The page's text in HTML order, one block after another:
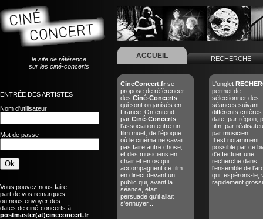
le site de référence
sur les ciné-concerts
ENTRÉE DES ARTISTES
Nom d'utilisateur
Mot de passe
Vous pouvez nous faire
part de vos remarques
ou nous envoyer des
dates de ciné-concerts à :
postmaster(at)cineconcert.fr
ACCUEIL RECHERCHE
CineConcert.fr se
propose de référencer
des Ciné-Concerts
qui sont organisés en
France. On entend
par Ciné-Concerts
l'association entre un
film muet, de l'époque
où le cinéma ne savait
pas faire autre chose,
et des musiciens en
chair et en os qui
accompagnent ce film
en direct devant un
public qui, avant la
séance, était
persuadé qu'il allait
s'ennuyer...
L'onglet
permet de
sélectionner des
séances suivant
différents critères
date, par région,
film, par
par musicien.
Il est notamment
possible par ce
d'effectuer une
recherche dans
l'ensemble de
qui, espérons-le,
rapidement